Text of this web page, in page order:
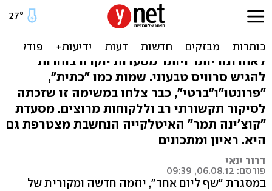
הטרנד הבריא: קוצ'ינה תמר
בערב טבעוני
לאחרונה יותר ויותר מסעדות יוקרה בוחרות
להגיש סרוויס טבעוני. שמות כמו "כתית",
"פרונטו"ו"ברטי", כבר צלחו במשימה זו שזכתה
לסיקור תקשורתי רב וללקוחות מרוצים. מסעדת
"קוצ'ינה תמר" האיטלקייה הנחשבת מצטרפת גם
היא. ראיון ומתכונים
דרור ינאי
פורסם: 06.08.12, 09:39
במסגרת "שף ליום אחד", יוזמה חדשה ומקורית של